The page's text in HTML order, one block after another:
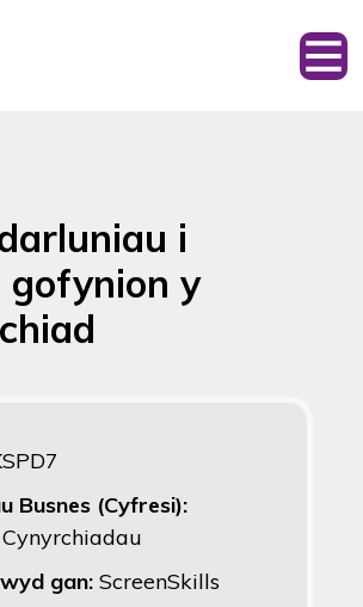
i
gofynion y
Busnes (Cyfresi):
gan: ScreenSkills